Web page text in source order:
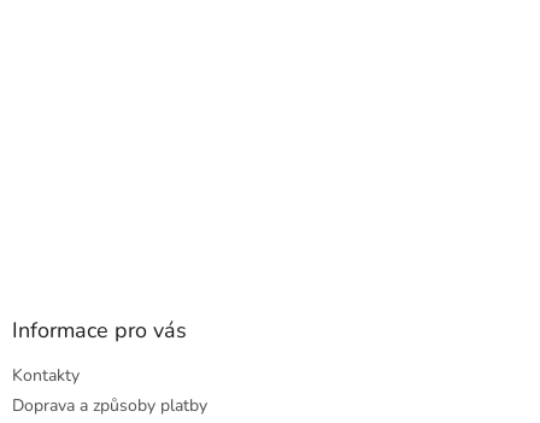
Informace pro vás
Kontakty
Doprava a způsoby platby